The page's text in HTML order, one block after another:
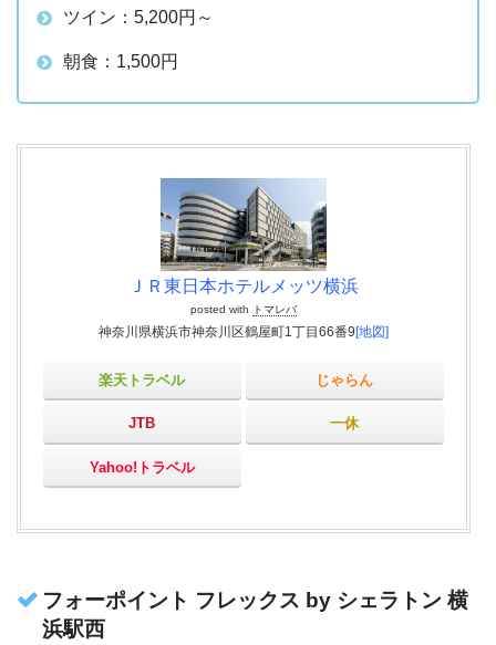
ツイン：5,200円～
朝食：1,500円
ＪＲ東日本ホテルメッツ横浜
posted with トマレバ
神奈川県横浜市神奈川区鶴屋町1丁目66番9 [地図]
楽天トラベル じゃらん
JTB 一休
Yahoo!トラベル
フォーポイント フレックス by シェラトン 横
浜駅西